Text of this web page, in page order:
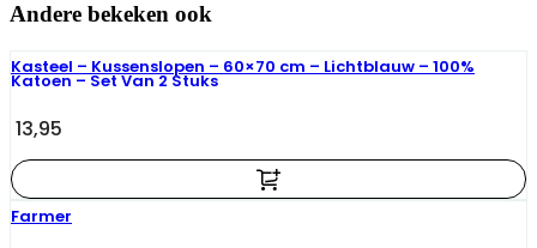
Andere bekeken ook
Kasteel – Kussenslopen – 60×70 cm – Lichtblauw – 100%
Katoen – Set Van 2 Stuks
13,95
Farmer